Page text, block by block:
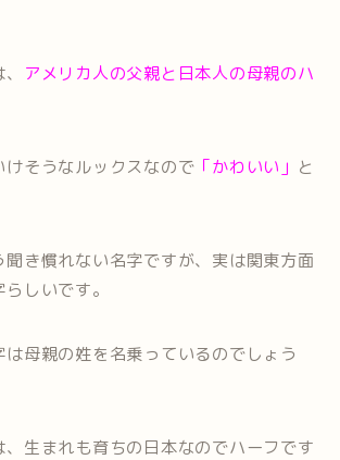
アメリカ人の父親と日本人の母親のハ
けそうなルックスなので 「かわいい」 と
聞き慣れない名字ですが、実は関東方面
しいです。
は母親の姓を名乗っているのでしょう
生まれも育ちの日本なのでハーフです